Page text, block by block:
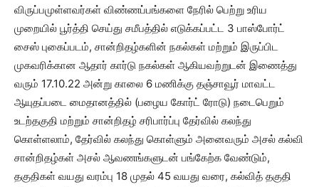
விருப்பமுள்ளவர்கள் விண்ணப்பங்களை நேரில் பெற்று உரிய
முறையில் பூர்த்தி செய்து சமீபத்தில் எடுக்கப்பட்ட 3 பாஸ்போர்ட்
சைஸ் புகைப்படம், சான்றிதழ்களின் நகல்கள் மற்றும் இருப்பிட
முகவரிக்கான ஆதார் கார்டு நகல்கள் ஆகியவற்றுடன் இணைத்து
வரும் 17.10.22 அன்று காலை 6 மணிக்கு தஞ்சாவூர் மாவட்ட
ஆயுதப்படை மைதானத்தில் (பழைய கோர்ட் ரோடு) நடைபெறும்
உடற்தகுதி மற்றும் சான்றிதழ் சரிபார்ப்பு தேர்வில் கலந்து
கொள்ளலாம், தேர்வில் கலந்து கொள்ளும் அனைவரும் அசல் கல்வி
சான்றிதழ்கள் அசல் ஆவணங்களுடன் பங்கேற்க வேண்டும்,
தகுதிகள் வயது வரம்பு 18 முதல் 45 வயது வரை, கல்வித் தகுதி